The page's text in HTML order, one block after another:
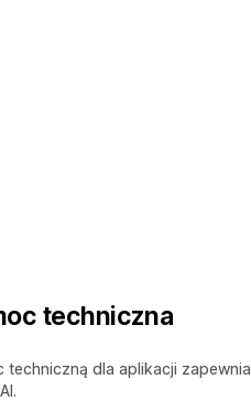
techniczna
techniczną dla aplikacji zapewnia